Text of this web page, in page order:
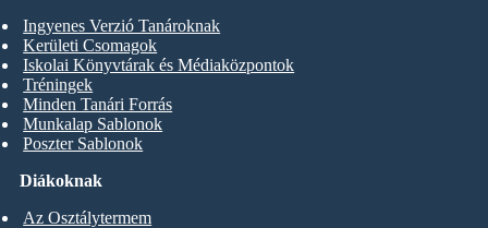
Diákoknak
Az Osztálytermem
Ingyenes Verzió Tanároknak
Kerületi Csomagok
Iskolai Könyvtárak és Médiaközpontok
Tréningek
Minden Tanári Forrás
Munkalap Sablonok
Poszter Sablonok